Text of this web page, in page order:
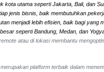
utama seperti Jakarta, Bali, dan
jenis bisnis, baik membutuhkan
menjadi lebih efisien, baik bagi
seperti Bandung, Medan, dan
atau di lokasi membantu
platform terbaik dalam